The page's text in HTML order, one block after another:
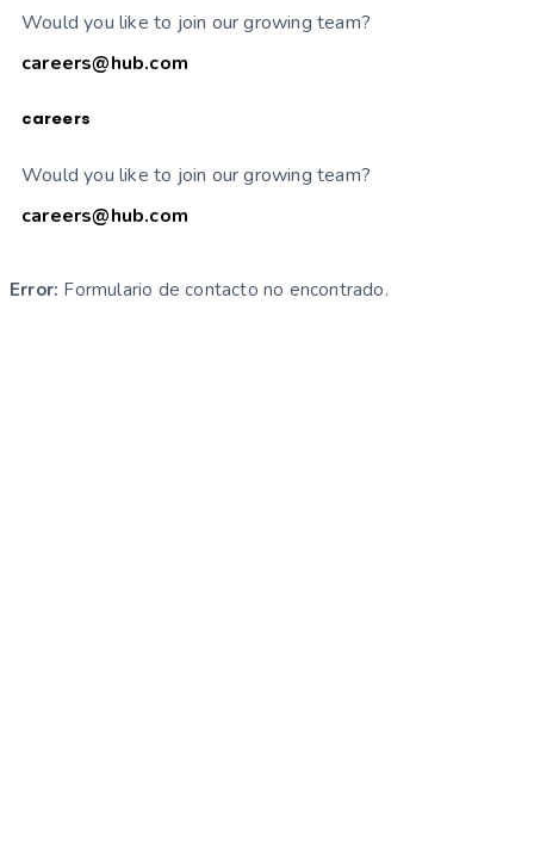
Would you like to join our growing team?
careers@hub.com
careers
Would you like to join our growing team?
careers@hub.com
Error: Formulario de contacto no encontrado.